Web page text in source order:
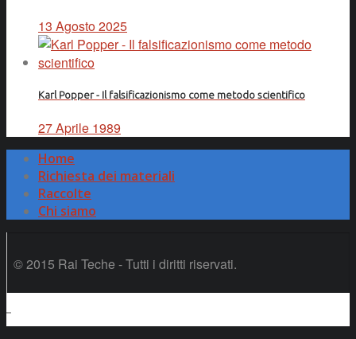
13 Agosto 2025
Karl Popper - Il falsificazionismo come metodo scientifico
27 Aprile 1989
Home
Richiesta dei materiali
Raccolte
Chi siamo
© 2015 Rai Teche - Tutti i diritti riservati.